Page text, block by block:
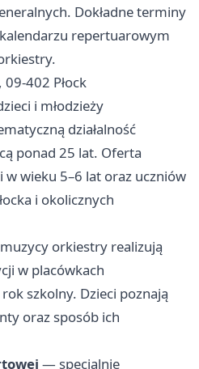
Dokładne terminy
repertuarowym
402 Płock
i młodzieży
działalność
ponad 25 lat. Oferta
w wieku 5–6 lat oraz uczniów
i okolicznych
orkiestry realizują
w placówkach
szkolny. Dzieci poznają
oraz sposób ich
— specjalnie